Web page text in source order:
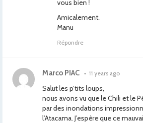
vous bien !
Amicalement.
Manu
Répondre
Marco PIAC • 11 years ago
Salut les p’tits loups,
nous avons vu que le Chili et le
par des inondations
l’Atacama. J’espère que ce